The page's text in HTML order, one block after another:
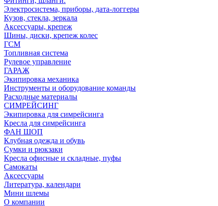
Электросистема, приборы, дата-логгеры
Кузов, стекла, зеркала
Аксессуары, крепеж
Шины, диски, крепеж колес
ГСМ
Топливная система
Рулевое управление
ГАРАЖ
Экипировка механика
Инструменты и оборудование команды
Расходные материалы
СИМРЕЙСИНГ
Экипировка для симрейсинга
Кресла для симрейсинга
ФАН ШОП
Клубная одежда и обувь
Сумки и рюкзаки
Кресла офисные и складные, пуфы
Самокаты
Аксессуары
Литература, календари
Мини шлемы
О компании